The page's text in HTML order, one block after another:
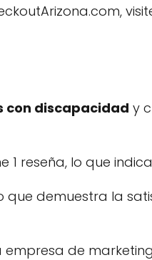
con discapacidad y
1 reseña, lo que
que demuestra la
empresa de